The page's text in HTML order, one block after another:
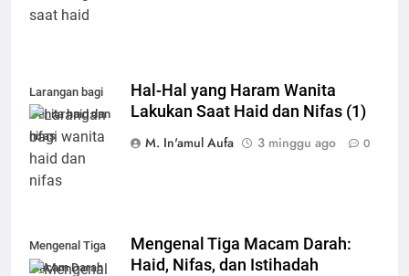
Larangan bagi
wanita haid dan
nifas
Hal-Hal yang Haram Wanita
Lakukan Saat Haid dan Nifas (1)
M. In'amul Aufa
3 minggu ago 0
Mengenal Tiga
Macam Darah
Mengenal Tiga Macam Darah:
Haid, Nifas, dan Istihadah